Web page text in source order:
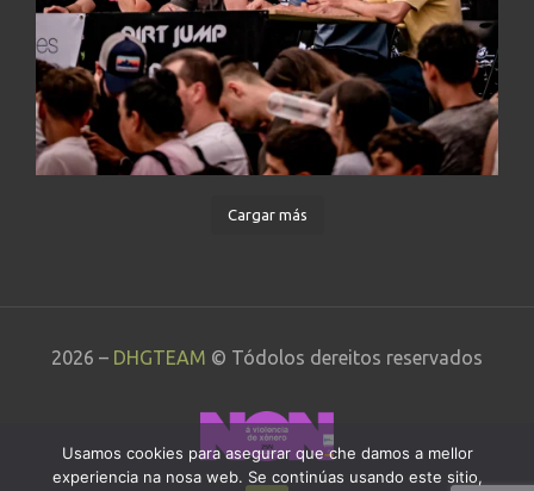
Cargar más
2026 – DHGTEAM © Tódolos dereitos reservados
Usamos cookies para asegurar que che damos a mellor
experiencia na nosa web. Se continúas usando este sitio,